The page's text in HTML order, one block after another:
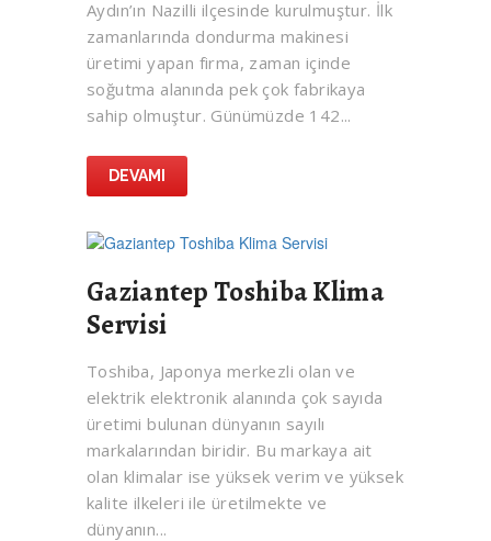
Aydın’ın Nazilli ilçesinde kurulmuştur. İlk
zamanlarında dondurma makinesi
üretimi yapan firma, zaman içinde
soğutma alanında pek çok fabrikaya
sahip olmuştur. Günümüzde 142...
DEVAMI
Gaziantep Toshiba Klima
Servisi
Toshiba, Japonya merkezli olan ve
elektrik elektronik alanında çok sayıda
üretimi bulunan dünyanın sayılı
markalarından biridir. Bu markaya ait
olan klimalar ise yüksek verim ve yüksek
kalite ilkeleri ile üretilmekte ve
dünyanın...